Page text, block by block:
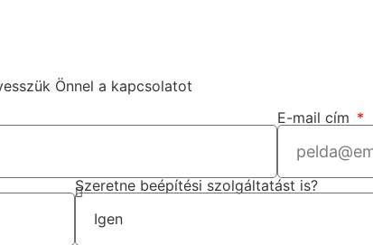
Önnel a kapcsolatot
E-mail cím
Szeretne beépítési szolgáltatást is?